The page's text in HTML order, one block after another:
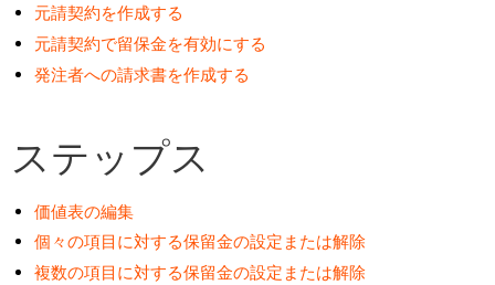
元請契約を作成する
元請契約で留保金を有効にする
発注者への請求書を作成する
ステップス
価値表の編集
個々の項目に対する保留金の設定または解除
複数の項目に対する保留金の設定または解除